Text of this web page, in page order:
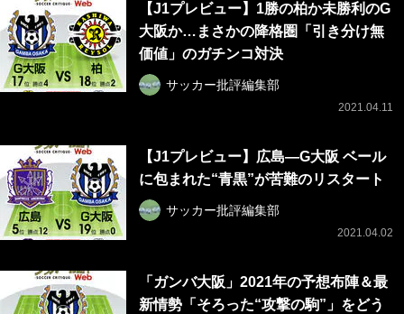
【J1プレビュー】1勝の柏か未勝利のG
大阪か…まさかの降格圏「引き分け無
価値」のガチンコ対決
サッカー批評編集部
2021.04.11
【J1プレビュー】広島―G大阪 ベール
に包まれた“青黒”が苦難のリスタート
サッカー批評編集部
2021.04.02
「ガンバ大阪」2021年の予想布陣＆最
新情勢「そろった“攻撃の駒”」をどう